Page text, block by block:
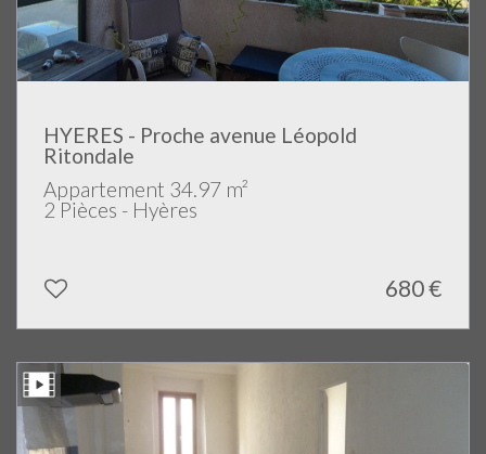
HYERES - Proche avenue Léopold
Ritondale
Appartement 34.97 m²
2 Pièces - Hyères
680 €